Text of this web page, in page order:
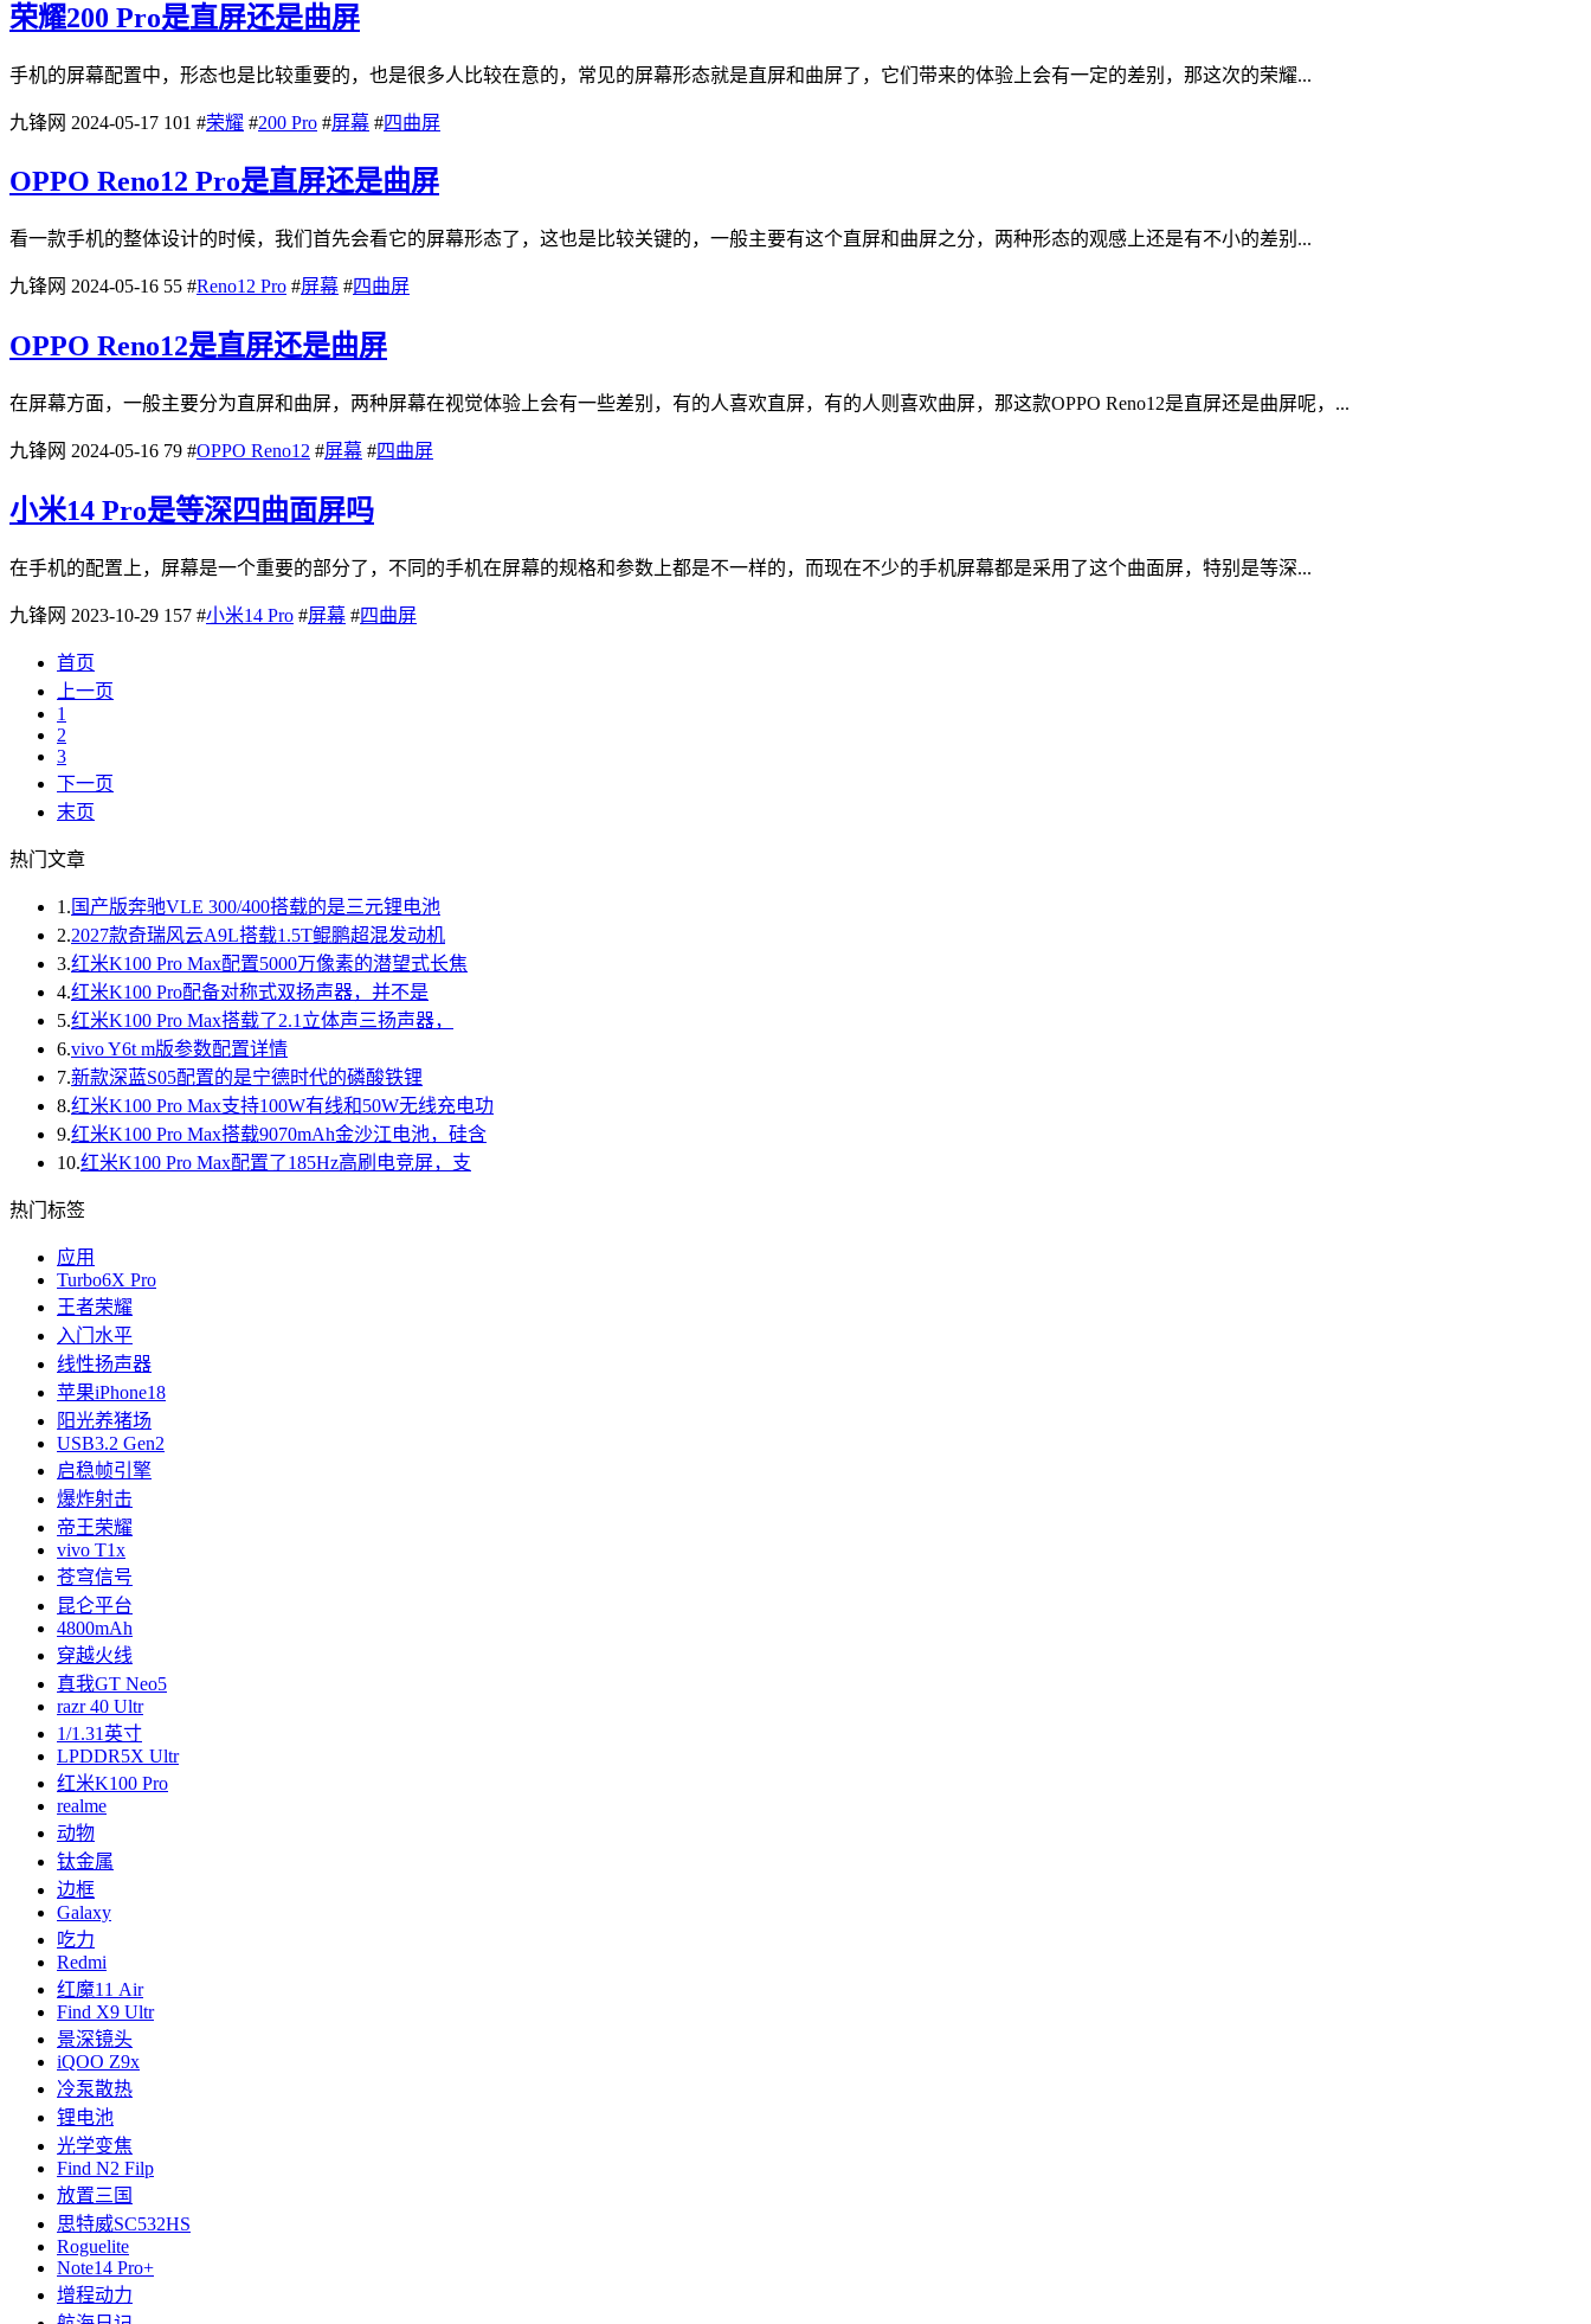
荣耀200 Pro是直屏还是曲屏
手机的屏幕配置中，形态也是比较重要的，也是很多人比较在意的，常见的屏幕形态就是直屏和曲屏了，它们带来的体验上会有一定的差别，那这次的荣耀...
九锋网 2024-05-17 101 #荣耀 #200 Pro #屏幕 #四曲屏
OPPO Reno12 Pro是直屏还是曲屏
看一款手机的整体设计的时候，我们首先会看它的屏幕形态了，这也是比较关键的，一般主要有这个直屏和曲屏之分，两种形态的观感上还是有不小的差别...
九锋网 2024-05-16 55 #Reno12 Pro #屏幕 #四曲屏
OPPO Reno12是直屏还是曲屏
在屏幕方面，一般主要分为直屏和曲屏，两种屏幕在视觉体验上会有一些差别，有的人喜欢直屏，有的人则喜欢曲屏，那这款OPPO Reno12是直屏还是曲屏呢，...
九锋网 2024-05-16 79 #OPPO Reno12 #屏幕 #四曲屏
小米14 Pro是等深四曲面屏吗
在手机的配置上，屏幕是一个重要的部分了，不同的手机在屏幕的规格和参数上都是不一样的，而现在不少的手机屏幕都是采用了这个曲面屏，特别是等深...
九锋网 2023-10-29 157 #小米14 Pro #屏幕 #四曲屏
首页
上一页
1
2
3
下一页
末页
热门文章
1. 国产版奔驰VLE 300/400搭载的是三元锂电池
2.2027款奇瑞风云A9L搭载1.5T鲲鹏超混发动机
3.红米K100 Pro Max配置5000万像素的潜望式长焦
4.红米K100 Pro配备对称式双扬声器，并不是
5.红米K100 Pro Max搭载了2.1立体声三扬声器，
6.vivo Y6t m版参数配置详情
7.新款深蓝S05配置的是宁德时代的磷酸铁锂
8.红米K100 Pro Max支持100W有线和50W无线充电功
9.红米K100 Pro Max搭载9070mAh金沙江电池，硅含
10.红米K100 Pro Max配置了185Hz高刷电竞屏，支
热门标签
应用
Turbo6X Pro
王者荣耀
入门水平
线性扬声器
苹果iPhone18
阳光养猪场
USB3.2 Gen2
启稳帧引擎
爆炸射击
帝王荣耀
vivo T1x
苍穹信号
昆仑平台
4800mAh
穿越火线
真我GT Neo5
razr 40 Ultr
1/1.31英寸
LPDDR5X Ultr
红米K100 Pro
realme
动物
钛金属
边框
Galaxy
吃力
Redmi
红魔11 Air
Find X9 Ultr
景深镜头
iQOO Z9x
冷泵散热
锂电池
光学变焦
Find N2 Filp
放置三国
思特威SC532HS
Roguelite
Note14 Pro+
增程动力